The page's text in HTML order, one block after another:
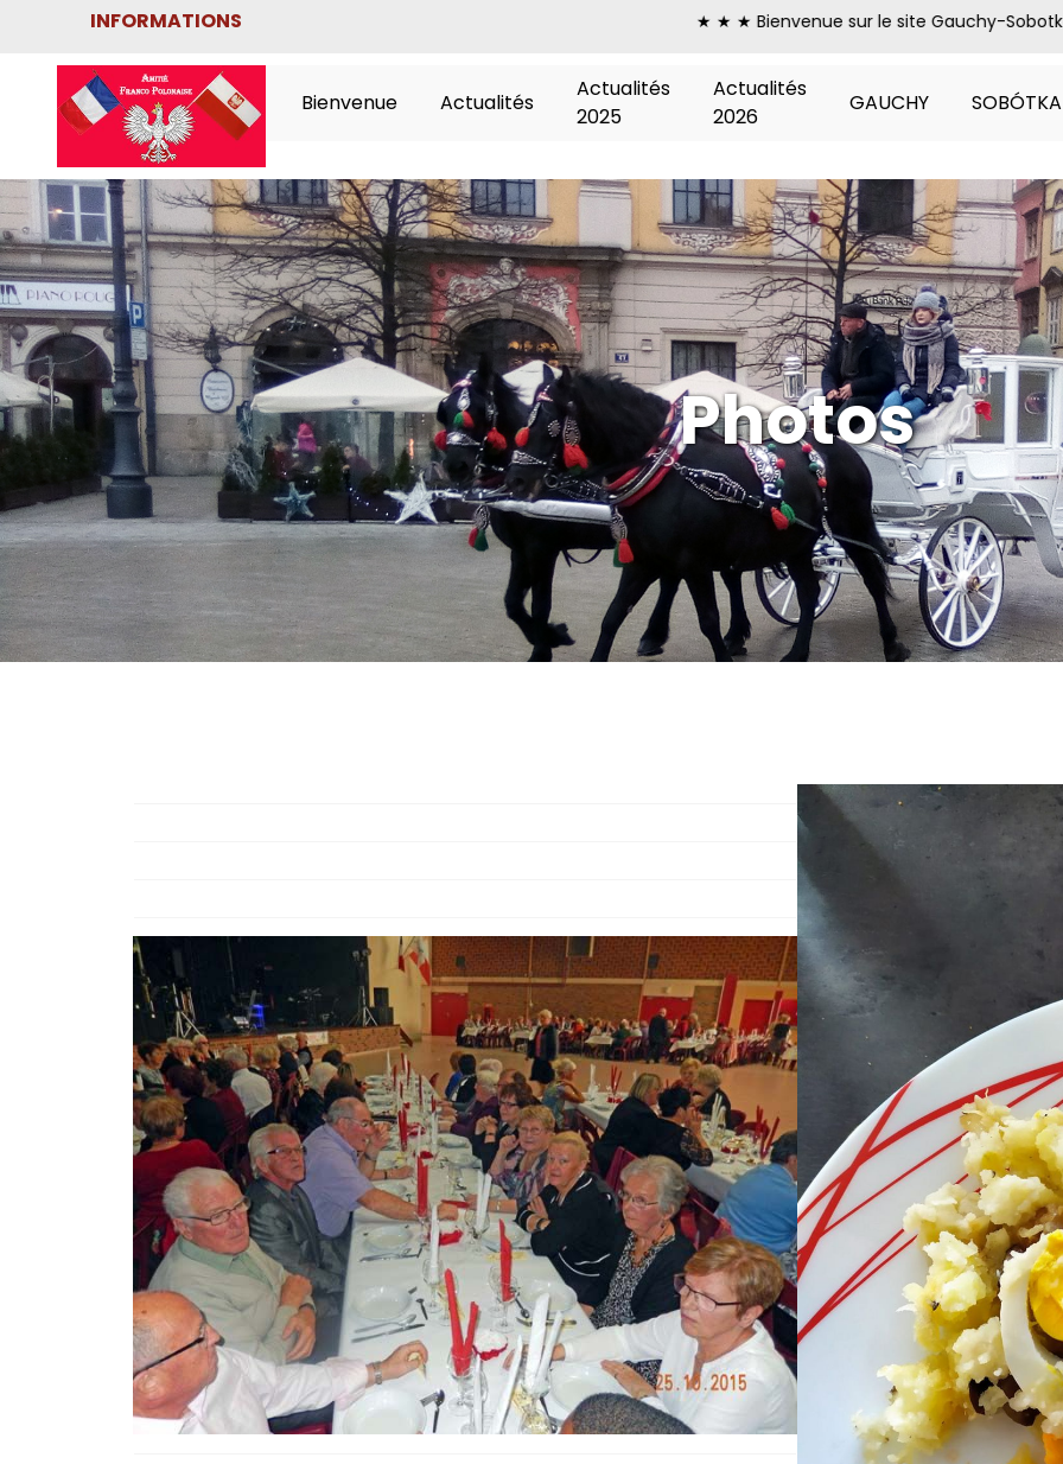
INFORMATIONS ★ ★ ★ Bienvenue sur le site Gauchy-Sobotka ★ ★ ★ Vous y trouverez les
Bienvenue Actualités
Actualités
2025
Actualités
2026
GAUCHY SOBÓTKA
Photos